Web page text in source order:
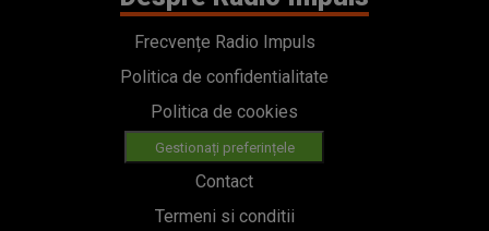
Frecvențe Radio Impuls
Politica de confidentialitate
Politica de cookies
Gestionați preferințele
Contact
Termeni si conditii